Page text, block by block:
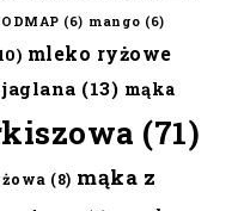
(6) mango (6)
mleko ryżowe
(13) mąka
(71)
(8) mąka z